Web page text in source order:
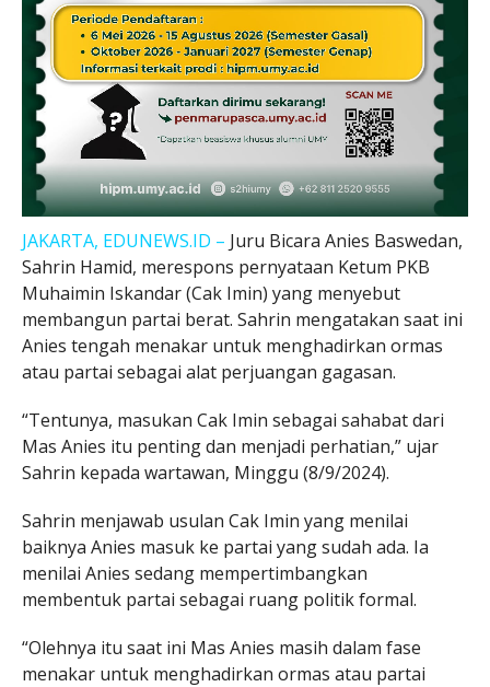
JAKARTA, EDUNEWS.ID – Juru Bicara Anies Baswedan,
Sahrin Hamid, merespons pernyataan Ketum PKB
Muhaimin Iskandar (Cak Imin) yang menyebut
membangun partai berat. Sahrin mengatakan saat ini
Anies tengah menakar untuk menghadirkan ormas
atau partai sebagai alat perjuangan gagasan.
“Tentunya, masukan Cak Imin sebagai sahabat dari
Mas Anies itu penting dan menjadi perhatian,” ujar
Sahrin kepada wartawan, Minggu (8/9/2024).
Sahrin menjawab usulan Cak Imin yang menilai
baiknya Anies masuk ke partai yang sudah ada. Ia
menilai Anies sedang mempertimbangkan
membentuk partai sebagai ruang politik formal.
“Olehnya itu saat ini Mas Anies masih dalam fase
menakar untuk menghadirkan ormas atau partai